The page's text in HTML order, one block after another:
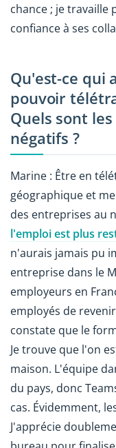
chance ; je
confiance à ses
Qu'est-ce qui
pouvoir
Quels sont
négatifs ?
Marine : Être en
géographique et
des entreprises au
l'emploi est plus
n'aurais jamais pu
entreprise dans le
employeurs en
employés de
constate que le
Je trouve que l'on
maison. L'équipe
du pays, donc
cas. Évidemment,
J'apprécie